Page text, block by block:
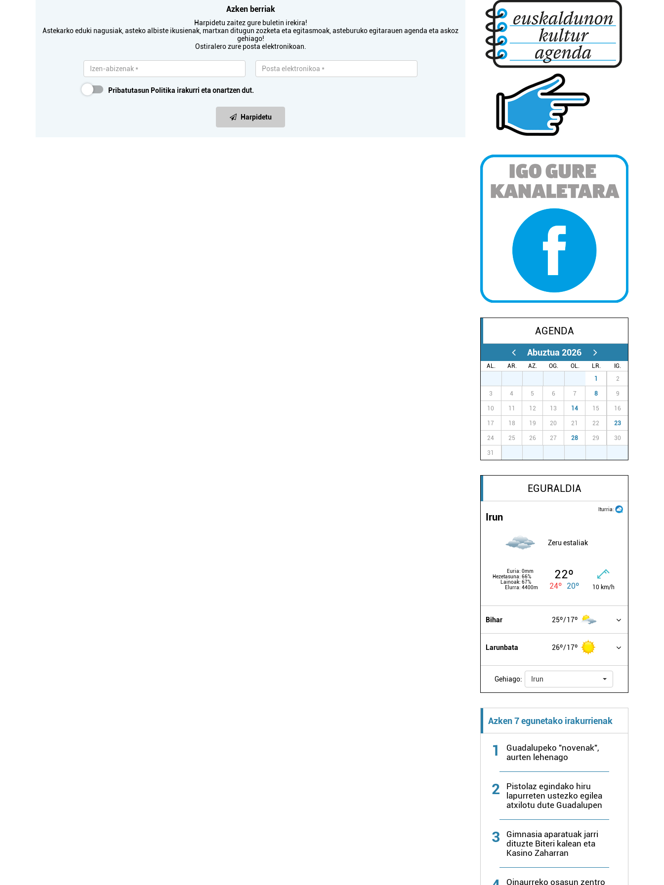
Azken berriak
Harpidetu zaitez gure buletin irekira!
Astekarko eduki nagusiak, asteko albiste ikusienak, martxan ditugun zozketa eta egitasmoak, asteburuko egitarauen agenda eta askoz
gehiago!
Ostiralero zure posta elektronikoan.
Pribatutasun Politika irakurri eta onartzen dut.
Harpidetu
AGENDA
Abuztua 2026
AL. AR. AZ. OG. OL. LR.
IG.
1 2
3 4 5 6 7 8 9
10 11 12 13 14 15 16
17 18 19 20 21 22 23
24 25 26 27 28 29 30
31
EGURALDIA
Iturria:
Irun
Zeru estaliak
Euria: 0mm
Hezetasuna: 66%
Lainoak: 67%
Elurra: 4400m
22º
24º 20º 10 km/h
Bihar 25º 17º
Larunbata 26º 17º
Gehiago: Irun
Azken 7 egunetako irakurrienak
1
Guadalupeko "novenak",
aurten lehenago
2
Pistolaz egindako hiru
lapurreten ustezko egilea
atxilotu dute Guadalupen
3
Gimnasia aparatuak jarri
dituzte Biteri kalean eta
Kasino Zaharran
Oinaurreko osasun zentro